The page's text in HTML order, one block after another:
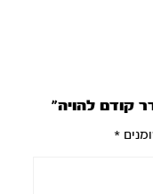
קודם להויה”
*